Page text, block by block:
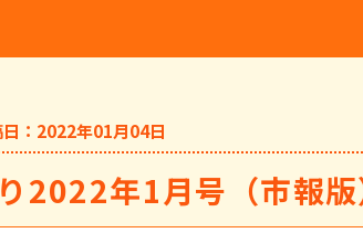
：2022年01月04日
2022年1月号（市報